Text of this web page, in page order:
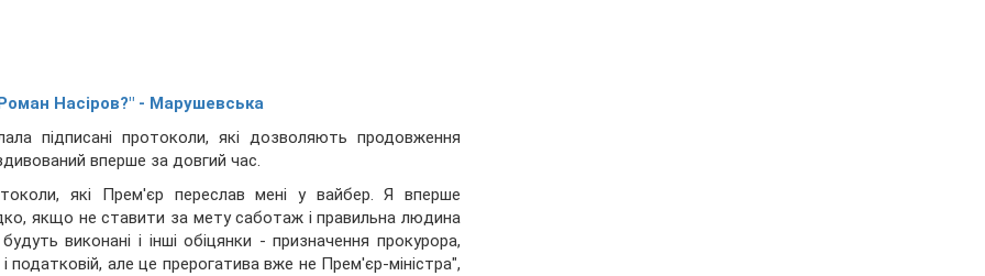
Насіров?" - Марушевська
підписані протоколи, які дозволяють продовження
вперше за довгий час.
які Прем'єр переслав мені у вайбер. Я вперше
якщо не ставити за мету саботаж і правильна людина
виконані і інші обіцянки - призначення прокурора,
але це прерогатива вже не Прем'єр-міністра",